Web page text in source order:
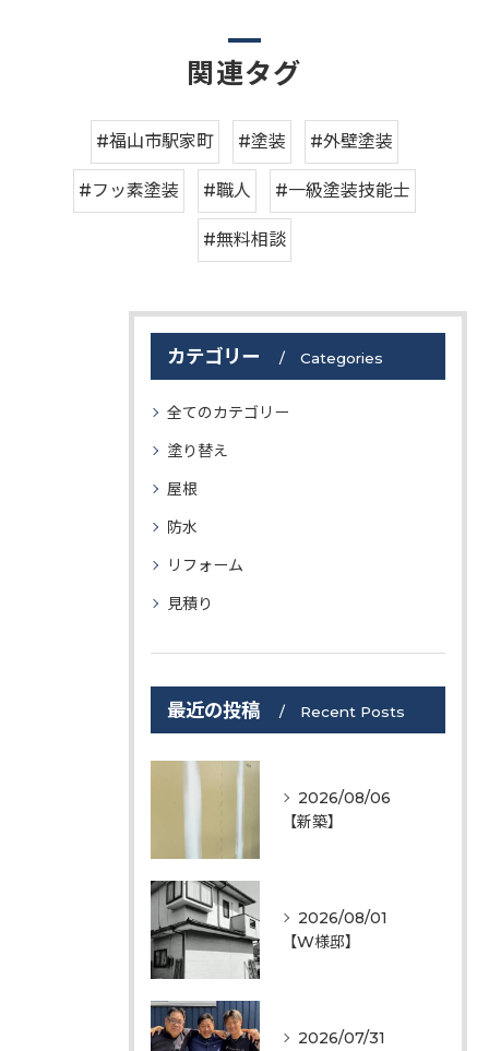
関連タグ
#福山市駅家町 #塗装 #外壁塗装
#フッ素塗装 #職人 #一級塗装技能士
#無料相談
カテゴリー Categories
全てのカテゴリー
塗り替え
屋根
防水
リフォーム
見積り
最近の投稿 Recent Posts
2026/08/06
【新築】
2026/08/01
【W様邸】
2026/07/31